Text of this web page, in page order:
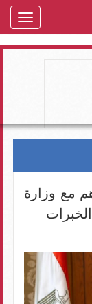
مع وزارة
الخبرات